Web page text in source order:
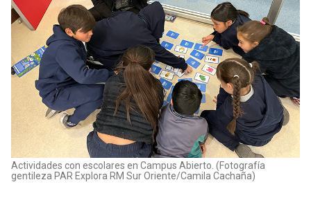
Actividades con escolares en Campus Abierto. (Fotografía
gentileza PAR Explora RM Sur Oriente/Camila Cachaña)